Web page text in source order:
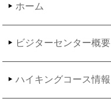
ホーム
ビジターセンター概要
ハイキングコース情報